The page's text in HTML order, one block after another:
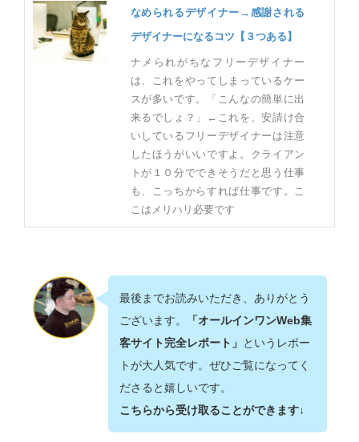
なめられるデザイナー→感謝される
デザイナーになるコツ【３つある】
ナメられがちなフリーデザイナー
は、これをやってしまっているケー
スが多いです。「こんなの簡単に出
来るでしょ？」←これを、安請け合
いしているフリーデザイナーは注意
したほうがいいですよ。クライアン
トが１０分でできそうだと思う仕事
も、こっちからすれば仕事です。こ
こはメリハリ必要です
最後までお読みいただき、ありがとう
ございます。
「オールインワンWeb集
客サイト完全レポート」 というレポー
トが大人気です。ぜひご覧になってく
ださると嬉しいです。
こちらから受け取ることができます↓